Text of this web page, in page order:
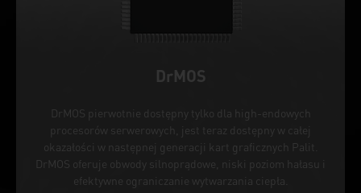
DrMOS
DrMOS pierwotnie dostępny tylko dla high-endowych
procesorów serwerowych, jest teraz dostępny w całej
okazałości w następnej generacji kart graficznych Palit.
DrMOS oferuje obwody silnoprądowe, niski poziom hałasu i
efektywne ograniczanie wytwarzania ciepła.